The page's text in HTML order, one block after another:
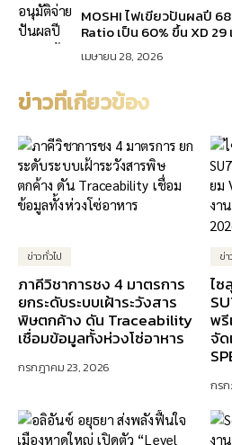
MOSHI ไฟเขียวปันผลปี
Ratio เป็น 60% ขึ้น XD 29
เมษายน 28, 2026
ข่าวที่เกี่ยวข้อง
ข่าวทั่วไป
ภาคีวิชาการชง 4 มาตรการ
ยกระดับระบบเฝ้าระวังสาร
พิษตกค้าง ดัน Traceability
เชื่อมข้อมูลทั้งห่วงโซ่อาหาร
กรกฎาคม 23, 2026
ข่
ไซ
พรี
จัด
กร